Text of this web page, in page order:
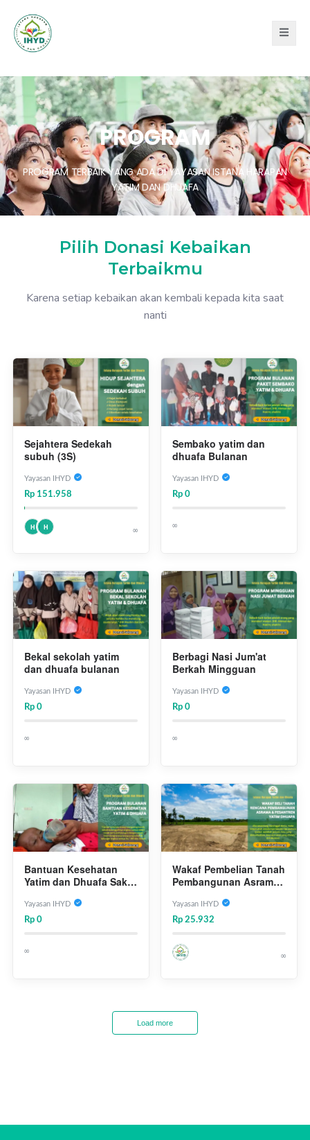
PROGRAM
PROGRAM TERBAIK YANG ADA DI YAYASAN ISTANA HARAPAN
YATIM DAN DHUAFA
Pilih Donasi Kebaikan
Terbaikmu
Karena setiap kebaikan akan kembali kepada kita saat
nanti
Sejahtera Sedekah
subuh (3S)
Yayasan IHYD
Rp 151.958
H H ∞
Sembako yatim dan
dhuafa Bulanan
Yayasan IHYD
Rp 0
∞
Bekal sekolah yatim
dan dhuafa bulanan
Yayasan IHYD
Rp 0
∞
Berbagi Nasi Jum'at
Berkah Mingguan
Yayasan IHYD
Rp 0
∞
Bantuan Kesehatan
Yatim dan Dhuafa Sakit
Yayasan IHYD
Rp 0
∞
Wakaf Pembelian Tanah
Pembangunan Asrama
Dhuafa
Yayasan IHYD
Rp 25.932
∞
Load more